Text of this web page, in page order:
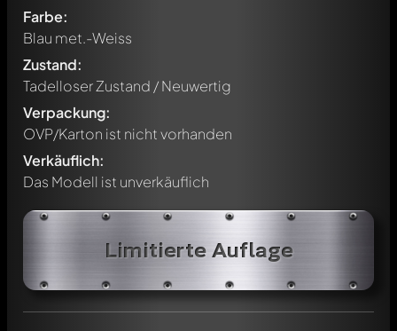
Farbe:
Blau met.-Weiss
Zustand:
Tadelloser Zustand / Neuwertig
Verpackung:
OVP/Karton ist nicht vorhanden
Verkäuflich:
Das Modell ist unverkäuflich
Limitierte Auflage